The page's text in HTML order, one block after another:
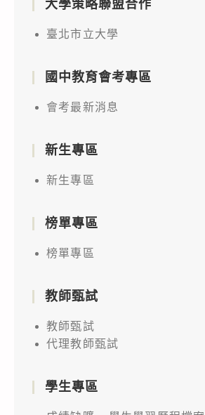
大學策略聯盟合作
臺北市立大學
國中教育會考專區
會考最新消息
新生專區
新生專區
榜單專區
榜單專區
教師甄試
教師甄試
代理教師甄試
學生專區